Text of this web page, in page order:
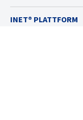
INET® PLATTFORM